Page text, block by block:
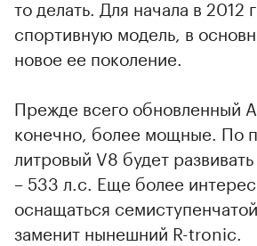
то делать. Для начала в
спортивную модель, в
новое ее поколение.
Прежде всего обновленный
конечно, более мощные. По
литровый V8 будет
– 533 л.с. Еще более
оснащаться
заменит нынешний R-tronic.